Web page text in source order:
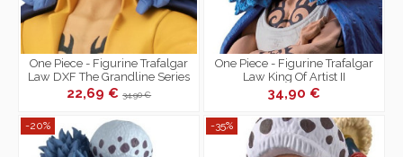
One Piece - Figurine Trafalgar
Law DXF The Grandline Series
Extra.
22,69 €34,90 €
One Piece - Figurine Trafalgar
Law King Of Artist II
34,90 €
-20% -35%